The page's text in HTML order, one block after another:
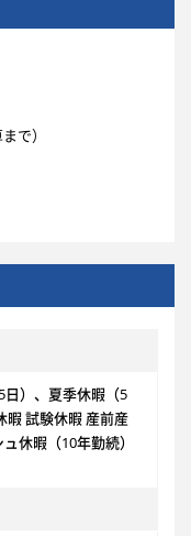
で）
）、夏季休暇（5
暇 試験休暇 産前産
休暇（10年勤続）